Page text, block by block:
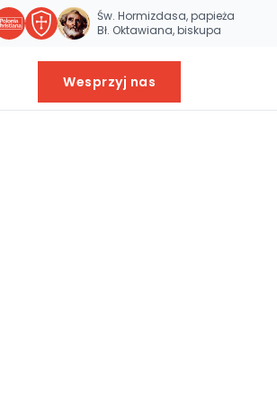
Św. Hormizdasa, papieża
Bł. Oktawiana, biskupa
Wesprzyj nas